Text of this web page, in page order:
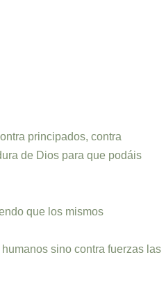
principados, contra
de Dios para que podáis
que los mismos
sino contra fuerzas las